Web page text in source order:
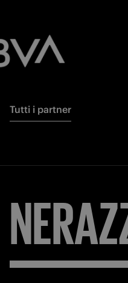
Tutti i partner